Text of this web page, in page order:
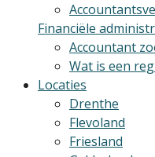
Financiële
Accountant
Wat is een
Locaties
Drenthe
Flevoland
Friesland